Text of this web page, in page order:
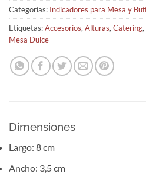
Categorías: Indicadores para Mesa y
Etiquetas:Accesorios,Alturas,Catering,
Mesa Dulce
Dimensiones
Largo: 8 cm
Ancho: 3,5 cm